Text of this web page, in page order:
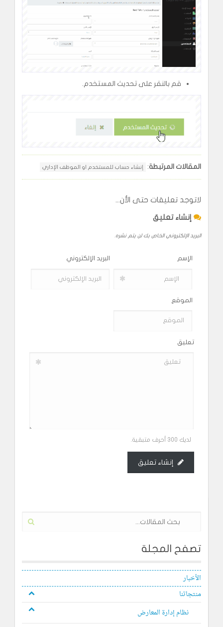
قم بالنقر على تحديث المستخدم.
المقالات المرتبطة: إنشاء حساب للمستخدم او الموظف الإداري
لاتوجد تعليقات حتى الأن...
إنشاء تعليق
البريد الإلكتروني الخاص بك لن يتم نشره.
الإسم البريد الإلكتروني
الموقع
تعليق
لديك 300 أحرف متبقية.
إنشاء تعليق
تصفح المجلة
الأخبار
منتجاتنا
نظام إدارة المعارض